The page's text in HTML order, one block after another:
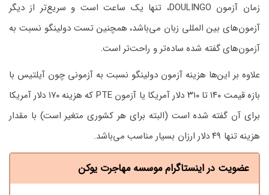
زمان آزمون DOULINGO، تنها یک ساعت است و سریع‌تر از دیگر
آزمون‌های بین المللی زبان می‌باشد، همچنین تست دولینگو نسبت به
آزمون‌های گفته شده ساده‌تر و راحت‌تر است.
علاوه بر این‌ها هزینه آزمون دولینگو نسبت به آزمونی چون آیلتیس با
بازه قیمت ۱۴۰ تا ۳۱۰ دلار آمریکا یا آزمون PTE که هزینه ۱۷۰ دلار آمریکا
برای آن گفته شده است (البته برای هر کشوری متغیر است) با مقدار
هزینه تنها ۴۹ دلار ارزان بسیار مناسب می‌باشد.
عضویت در اینستاگرام موسسه مهاجرت یوکن